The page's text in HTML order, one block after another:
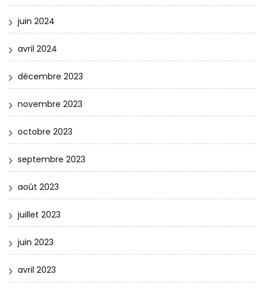
juin 2024
avril 2024
décembre 2023
novembre 2023
octobre 2023
septembre 2023
août 2023
juillet 2023
juin 2023
avril 2023